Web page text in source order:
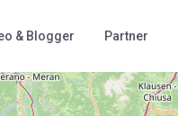
& Blogger Partner